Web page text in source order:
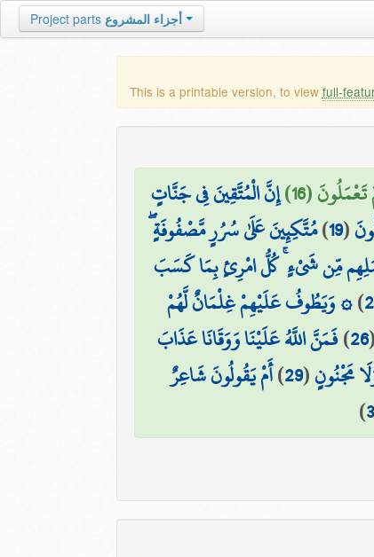
Project parts أجزاء المشروع
This is a printable version, to view full-
(16)
إِنَّ الْمُتَّقِينَ فِي جَنَّاتٍ
(
19
)مُتَّكِئِينَ عَلَىٰ سُرُرٍ مَّصْفُوفَةٍ ۖ
عَمَلِهِم مِّن شَيْءٍ ۚ كُلُّ امْرِئٍ بِمَا كَسَبَ
)۞ وَيَطُوفُ عَلَيْهِمْ غِلْمَانٌ لَّهُمْ
26
)فَمَنَّ اللَّهُ عَلَيْنَا وَوَقَانَا عَذَابَ
مَجْنُونٍ(
29
)أَمْ يَقُولُونَ شَاعِرٌ
)